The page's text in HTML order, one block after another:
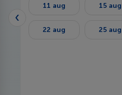
‹
11 aug 15 aug
22 aug 25 aug